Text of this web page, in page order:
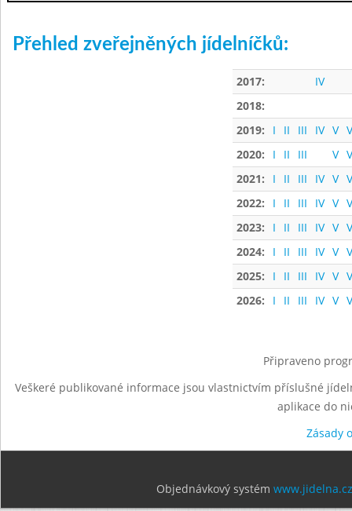
Přehled zveřejněných jídelníčků:
2017:
IV
2018:
2019:
I II III IV V
2020:
I II III V
2021:
I II III IV V
2022:
I II III IV V
2023:
I II III IV V
2024:
I II III IV V
2025:
I II III IV V
2026:
I II III IV V
Připraveno
Veškeré publikované informace jsou vlastnictvím příslušné
aplikace do
Zásady
Objednávkový systém www.jidelna.cz